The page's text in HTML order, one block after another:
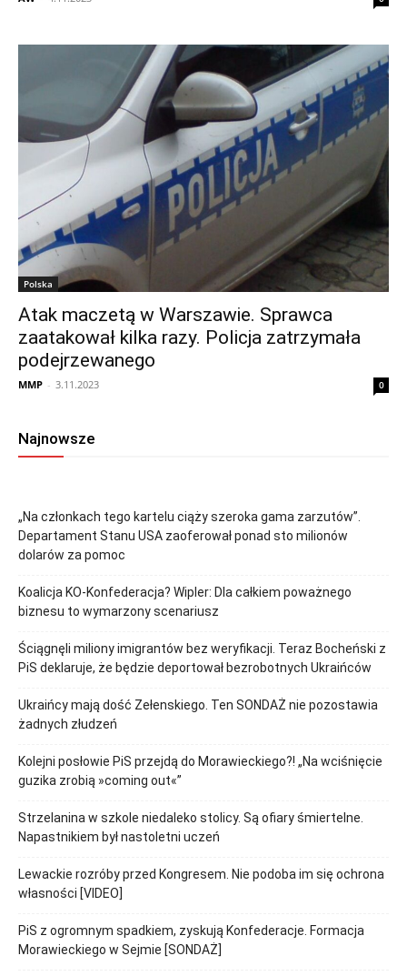
Polska
Atak maczetą w Warszawie. Sprawca
zaatakował kilka razy. Policja zatrzymała
podejrzewanego
MMP - 3.11.2023 0
Najnowsze
„Na członkach tego kartelu ciąży szeroka gama zarzutów”.
Departament Stanu USA zaoferował ponad sto milionów
dolarów za pomoc
Koalicja KO-Konfederacja? Wipler: Dla całkiem poważnego
biznesu to wymarzony scenariusz
Ściągnęli miliony imigrantów bez weryfikacji. Teraz Bocheński z
PiS deklaruje, że będzie deportował bezrobotnych Ukraińców
Ukraińcy mają dość Zełenskiego. Ten SONDAŻ nie pozostawia
żadnych złudzeń
Kolejni posłowie PiS przejdą do Morawieckiego?! „Na wciśnięcie
guzika zrobią »coming out«”
Strzelanina w szkole niedaleko stolicy. Są ofiary śmiertelne.
Napastnikiem był nastoletni uczeń
Lewackie rozróby przed Kongresem. Nie podoba im się ochrona
własności [VIDEO]
PiS z ogromnym spadkiem, zyskują Konfederacje. Formacja
Morawieckiego w Sejmie [SONDAŻ]